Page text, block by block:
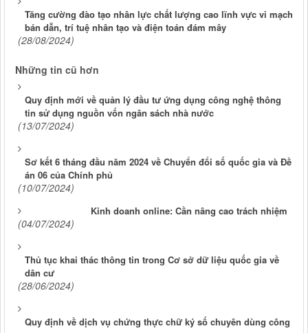
Tăng cường đào tạo nhân lực chất lượng cao lĩnh vực vi mạch
bán dẫn, trí tuệ nhân tạo và điện toán đám mây
(28/08/2024)
Những tin cũ hơn
Quy định mới về quản lý đầu tư ứng dụng công nghệ thông
tin sử dụng nguồn vốn ngân sách nhà nước
(13/07/2024)
Sơ kết 6 tháng đầu năm 2024 về Chuyển đổi số quốc gia và Đề
án 06 của Chính phủ
(10/07/2024)
Kinh doanh online: Cần nâng cao trách nhiệm
(04/07/2024)
Thủ tục khai thác thông tin trong Cơ sở dữ liệu quốc gia về
dân cư
(28/06/2024)
Quy định về dịch vụ chứng thực chữ ký số chuyên dùng công